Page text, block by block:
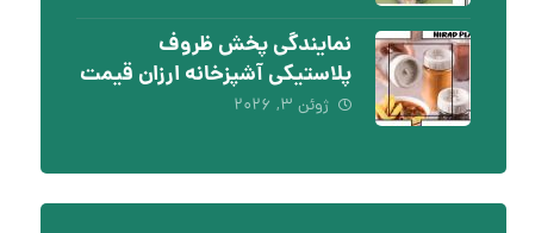
نمایندگی پخش ظروف
پلاستیکی آشپزخانه ارزان قیمت
ژوئن ۳, ۲۰۲۶